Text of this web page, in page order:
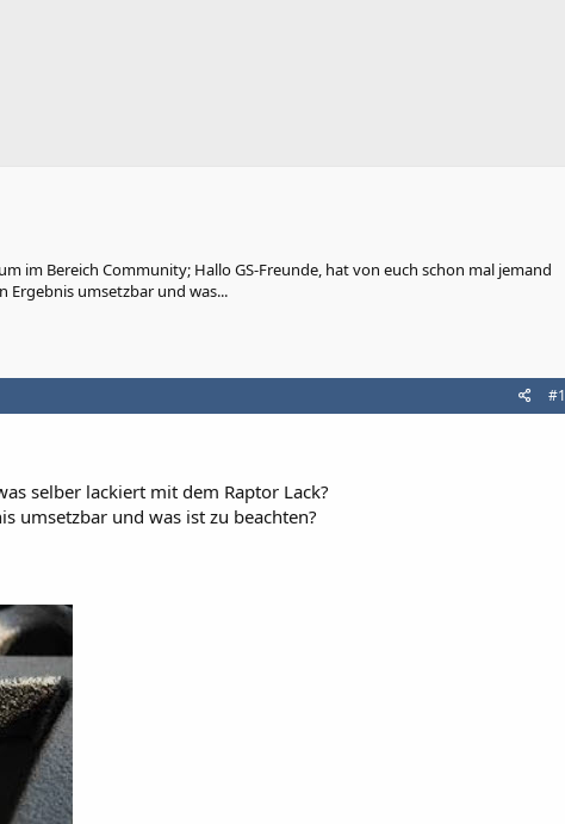
im Bereich Community; Hallo GS-Freunde, hat von euch schon mal jemand
Ergebnis umsetzbar und was...
#1
selber lackiert mit dem Raptor Lack?
umsetzbar und was ist zu beachten?